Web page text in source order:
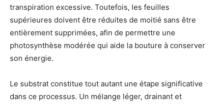
transpiration excessive. Toutefois, les feuilles
supérieures doivent être réduites de moitié sans être
entièrement supprimées, afin de permettre une
photosynthèse modérée qui aide la bouture à conserver
son énergie.
Le substrat constitue tout autant une étape significative
dans ce processus. Un mélange léger, drainant et